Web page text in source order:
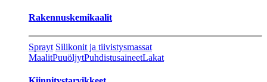
Rakennuskemikaalit
Sprayt Silikonit ja tiivistysmassat
MaalitPuuöljytPuhdistusaineetLakat